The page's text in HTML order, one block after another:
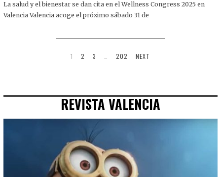
O
,
La salud y el bienestar se dan cita en el Wellness Congress 2025 en
Valencia Valencia acoge el próximo sábado 31 de
1 2 3 202 NEXT
REVISTA VALENCIA